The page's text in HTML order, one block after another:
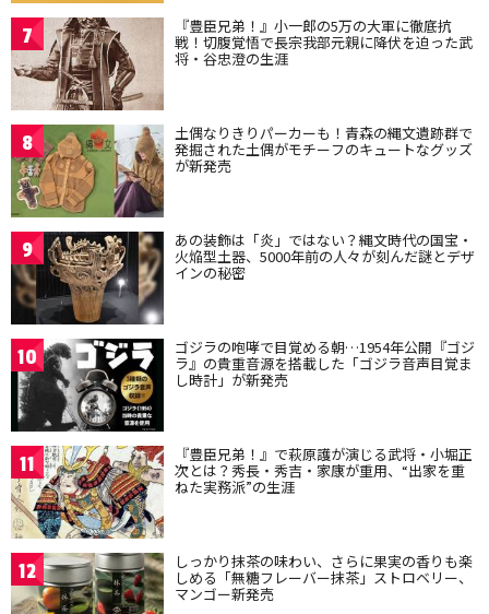
7 『豊臣兄弟！』小一郎の5万の大軍に徹底抗
戦！切腹覚悟で長宗我部元親に降伏を迫った武
将・谷忠澄の生涯
8 土偶なりきりパーカーも！青森の縄文遺跡群で
発掘された土偶がモチーフのキュートなグッズ
が新発売
9 あの装飾は「炎」ではない？縄文時代の国宝・
火焔型土器、5000年前の人々が刻んだ謎とデザ
インの秘密
10 ゴジラの咆哮で目覚める朝…1954年公開『ゴジ
ラ』の貴重音源を搭載した「ゴジラ音声目覚ま
し時計」が新発売
11 『豊臣兄弟！』で萩原護が演じる武将・小堀正
次とは？秀長・秀吉・家康が重用、“出家を重
ねた実務派”の生涯
12 しっかり抹茶の味わい、さらに果実の香りも楽
しめる「無糖フレーバー抹茶」ストロベリー、
マンゴー新発売